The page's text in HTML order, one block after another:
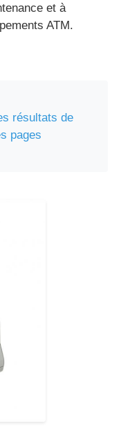
et à
ATM.
résultats de
pages